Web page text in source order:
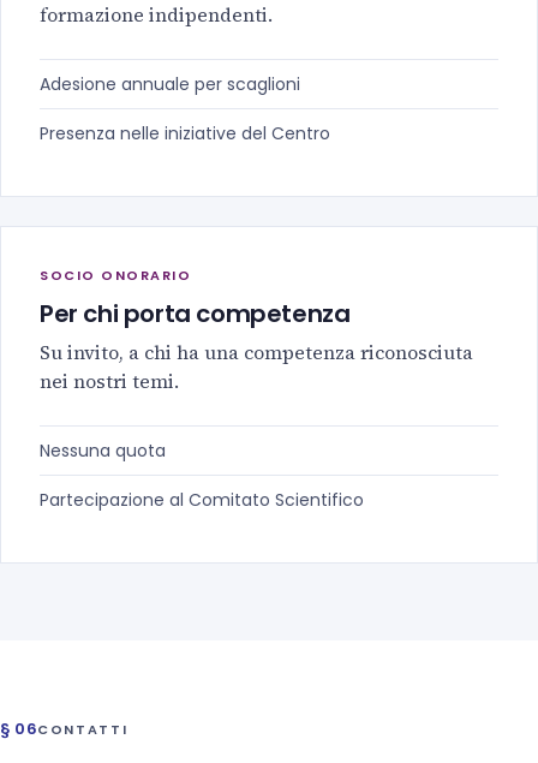
formazione indipendenti.
Adesione annuale per scaglioni
Presenza nelle iniziative del Centro
SOCIO ONORARIO
Per chi porta competenza
Su invito, a chi ha una competenza riconosciuta
nei nostri temi.
Nessuna quota
Partecipazione al Comitato Scientifico
§ 06CONTATTI